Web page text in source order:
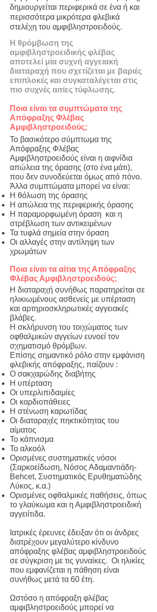
δημιουργείται περιφερικά σε ένα ή και
περισσότερα μικρότερα φλεβικά
στελέχη του αμφιβληστροειδούς.
Η θρόμβωση της
αμφιβληστροειδικής φλέβας
αποτελεί μία συχνή αγγειακή
διαταραχή που σχετίζεται με βαριές
επιπλοκές και συγκαταλέγεται στις
πιο συχνές αιτίες τύφλωσης.
Ποια είναι τα συμπτώματα της
Απόφραξης Φλέβας
Αμφιβληστροειδούς;
Το βασικότερο σύμπτωμα της
Απόφραξης Φλέβας
Αμφιβληστροειδούς είναι η αιφνίδια
απώλεια της όρασης (στο ένα μάτι),
που δεν συνοδεύεται όμως από πόνο.
Άλλα συμπτώματα μπορεί να είναι:
Η θόλωση της όρασης
Η απώλεια της περιφερικής όρασης
Η παραμορφωμένη όραση και η
στρέβλωση των αντικειμένων
Τα τυφλά σημεία στην όραση
Οι αλλαγές στην αντίληψη των
χρωμάτων
Ποια είναι τα αίτια της Απόφραξης
Φλέβας Αμφιβληστροειδούς;
Η διαταραχή συνήθως παρατηρείται σε
ηλικιωμένους ασθενείς με υπέρταση
και αρτηριοσκληρωτικές αγγειακές
βλάβες.
Η σκλήρυνση του τοιχώματος των
οφθαλμικών αγγείων ευνοεί τον
σχηματισμό θρόμβων.
Επίσης σημαντικό ρόλο στην εμφάνιση
φλεβικής απόφραξης, παίζουν :
Ο σακχαρώδης διαβήτης
Η υπέρταση
Οι υπερλιπιδαιμίες
Οι καρδιοπάθειες
Η στένωση καρωτίδας
Οι διαταραχές πηκτικότητας του
αίματος
Το κάπνισμα
Το αλκοόλ
Ορισμένες συστηματικές νόσοι
(Σαρκοείδωση, Νόσος Αδαμαντιάδη-
Behcet, Συστηματικός Ερυθηματώδης
Λύκος, κ.α.)
Ορισμένες οφθαλμικές παθήσεις, όπως
το γλαύκωμα και η Αμφιβληστροειδική
αγγειίτιδα.
Ιατρικές έρευνες έδειξαν ότι οι άνδρες
διατρέχουν μεγαλύτερο κίνδυνο
απόφραξης φλέβας αμφιβληστροειδούς
σε σύγκριση με τις γυναίκες. Οι ηλικίες
που εμφανίζεται η πάθηση είναι
συνήθως μετά τα 60 έτη.
Ωστόσο η απόφραξη φλέβας
αμφιβληστροειδούς μπορεί να